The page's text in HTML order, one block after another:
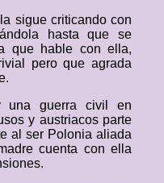
sigue criticando con
hasta que se
que hable con ella,
pero que agrada
una guerra civil en
y austriacos parte
al ser Polonia aliada
cuenta con ella